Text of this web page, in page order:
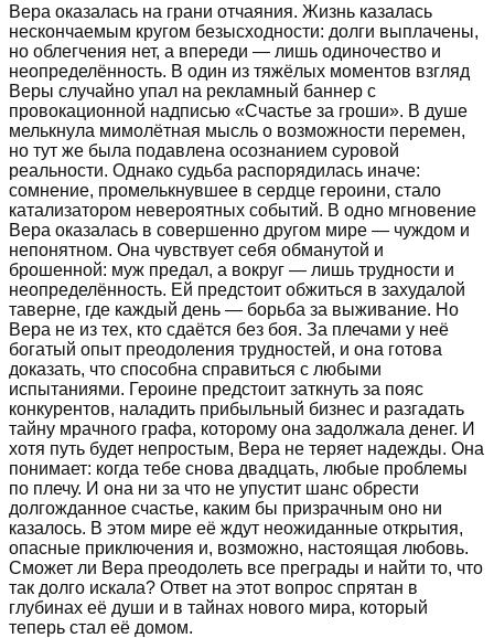
Вера оказалась на грани отчаяния. Жизнь казалась
нескончаемым кругом безысходности: долги выплачены,
но облегчения нет, а впереди — лишь одиночество и
неопределённость. В один из тяжёлых моментов взгляд
Веры случайно упал на рекламный баннер с
провокационной надписью «Счастье за гроши». В душе
мелькнула мимолётная мысль о возможности перемен,
но тут же была подавлена осознанием суровой
реальности. Однако судьба распорядилась иначе:
сомнение, промелькнувшее в сердце героини, стало
катализатором невероятных событий. В одно мгновение
Вера оказалась в совершенно другом мире — чуждом и
непонятном. Она чувствует себя обманутой и
брошенной: муж предал, а вокруг — лишь трудности и
неопределённость. Ей предстоит обжиться в захудалой
таверне, где каждый день — борьба за выживание. Но
Вера не из тех, кто сдаётся без боя. За плечами у неё
богатый опыт преодоления трудностей, и она готова
доказать, что способна справиться с любыми
испытаниями. Героине предстоит заткнуть за пояс
конкурентов, наладить прибыльный бизнес и разгадать
тайну мрачного графа, которому она задолжала денег. И
хотя путь будет непростым, Вера не теряет надежды. Она
понимает: когда тебе снова двадцать, любые проблемы
по плечу. И она ни за что не упустит шанс обрести
долгожданное счастье, каким бы призрачным оно ни
казалось. В этом мире её ждут неожиданные открытия,
опасные приключения и, возможно, настоящая любовь.
Сможет ли Вера преодолеть все преграды и найти то, что
так долго искала? Ответ на этот вопрос спрятан в
глубинах её души и в тайнах нового мира, который
теперь стал её домом.